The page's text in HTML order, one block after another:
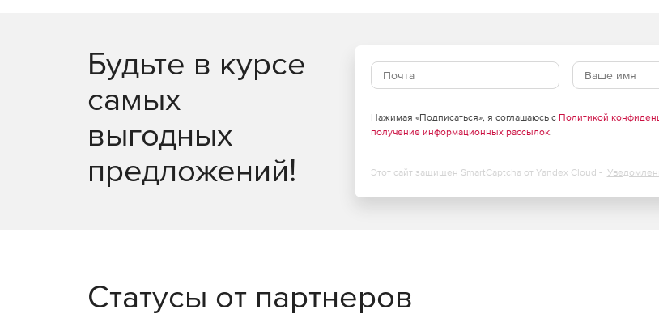
Будьте в курсе
самых
выгодных
предложений!
Нажимая «Подписаться», я соглашаюсь с Политикой
получение информационных рассылок.
Этот сайт защищен SmartCaptcha от Yandex Cloud -
Статусы от партнеров